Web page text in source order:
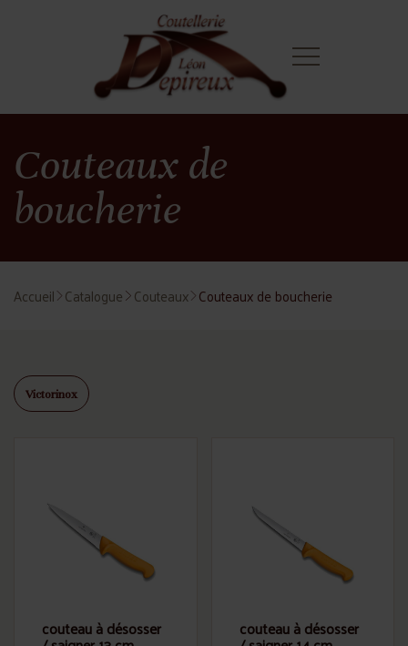
Couteaux de
boucherie
Accueil Catalogue Couteaux Couteaux de boucherie
Victorinox
couteau à désosser couteau à désosser